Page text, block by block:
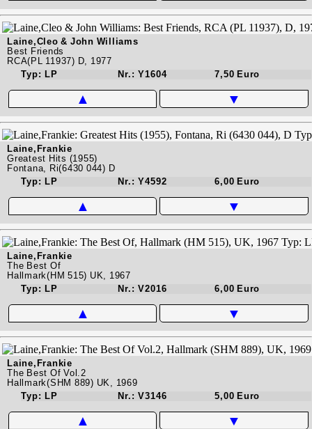
Laine,Cleo & John Williams
Best Friends
RCA(PL 11937) D, 1977
Typ: LP
Nr.: Y1604 7,50 Euro
▲ ▼
Laine,Frankie
Greatest Hits (1955)
Fontana, Ri(6430 044) D
Typ: LP
Nr.: Y4592 6,00 Euro
▲ ▼
Laine,Frankie
The Best Of
Hallmark(HM 515) UK, 1967
Typ: LP
Nr.: V2016 6,00 Euro
▲ ▼
Laine,Frankie
The Best Of Vol.2
Hallmark(SHM 889) UK, 1969
Typ: LP
Nr.: V3146 5,00 Euro
▲ ▼